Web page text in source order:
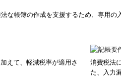
な帳簿の作成を支援するため、専用
えて、軽減税率が適用さ
消費税法
た、入力